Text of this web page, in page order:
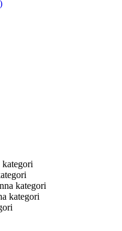
kategori
kategori
kategori